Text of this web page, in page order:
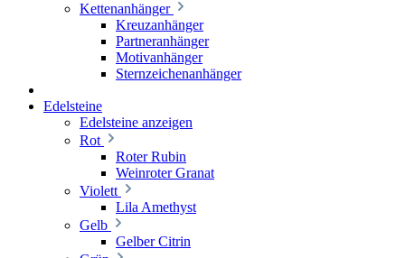
Kettenanhänger
Kreuzanhänger
Partneranhänger
Motivanhänger
Sternzeichenanhänger
Edelsteine
Edelsteine anzeigen
Rot
Roter Rubin
Weinroter Granat
Violett
Lila Amethyst
Gelb
Gelber Citrin